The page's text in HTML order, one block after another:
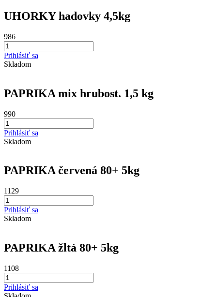
UHORKY hadovky 4,5kg
986
Prihlásiť sa
Skladom
PAPRIKA mix hrubost. 1,5 kg
990
Prihlásiť sa
Skladom
PAPRIKA červená 80+ 5kg
1129
Prihlásiť sa
Skladom
PAPRIKA žltá 80+ 5kg
1108
Prihlásiť sa